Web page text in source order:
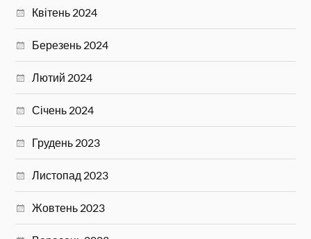
Квітень 2024
Березень 2024
Лютий 2024
Січень 2024
Грудень 2023
Листопад 2023
Жовтень 2023